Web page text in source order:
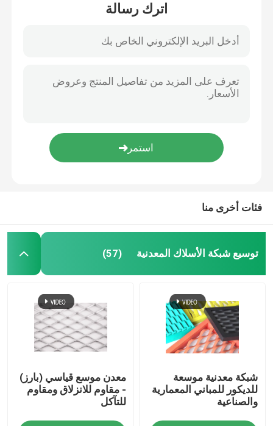
اترك رسالة
فئات أخرى منا
توسيع شبكة الأسلاك المعدنية (57)
شبكة معدنية موسعة
للديكور للمباني المعمارية
والصناعية
معدن موسع قياسي (بارز)
- مقاوم للانزلاق ومقاوم
للتآكل